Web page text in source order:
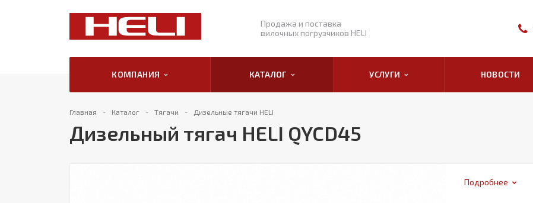
Продажа и поставка
вилочных погрузчиков HELI
КОМПАНИЯ КАТАЛОГ УСЛУГИ НОВОСТИ
Главная Каталог Тягачи Дизельные тягачи HELI
Дизельный тягач HELI QYCD45
Подробнее